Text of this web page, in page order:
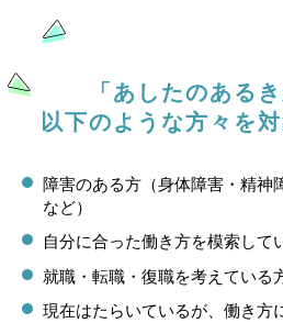
「あしたのある
以下のような方々を
障害のある方（身体障害・精神
など）
自分に合った働き方を模索して
就職・転職・復職を考えている
現在はたらいているが、働き方